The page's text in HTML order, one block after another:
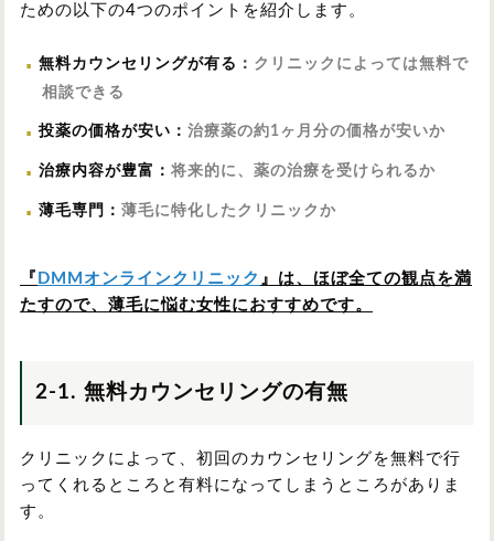
ための以下の4つのポイントを紹介します。
無料カウンセリングが有る ： クリニックによっては無料で
相談できる
投薬の価格が安い ： 治療薬の約1ヶ月分の価格が安いか
治療内容が豊富 ： 将来的に、薬の治療を受けられるか
薄毛専門 ： 薄毛に特化したクリニックか
『 DMMオンラインクリニック 』は、ほぼ全ての観点を満
たすので、薄毛に悩む女性におすすめです。
2-1. 無料カウンセリングの有無
クリニックによって、初回のカウンセリングを無料で行
ってくれるところと有料になってしまうところがありま
す。